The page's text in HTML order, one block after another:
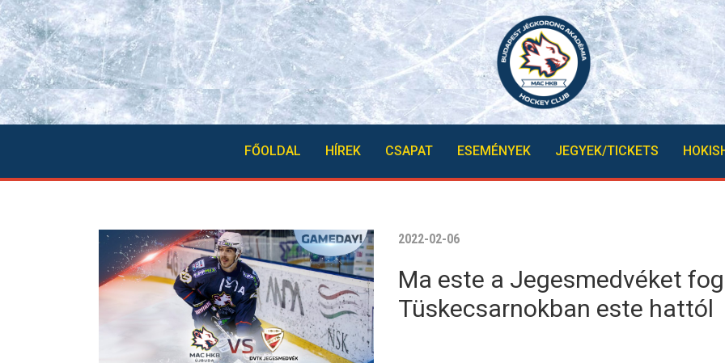
FŐOLDAL HÍREK CSAPAT ESEMÉNYEK JEGYEK/TICKETS
2022-02-06
Ma este a Jegesmedvéket
Tüskecsarnokban este hattól